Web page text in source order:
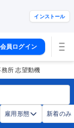
インストール
会員ログイン
所 志望動機
雇用形態 新着のみ